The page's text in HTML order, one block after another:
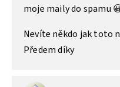
moje maily do spamu
Nevíte někdo jak toto
Předem díky